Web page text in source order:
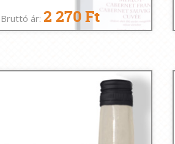
Bruttó ár: 2 270 Ft